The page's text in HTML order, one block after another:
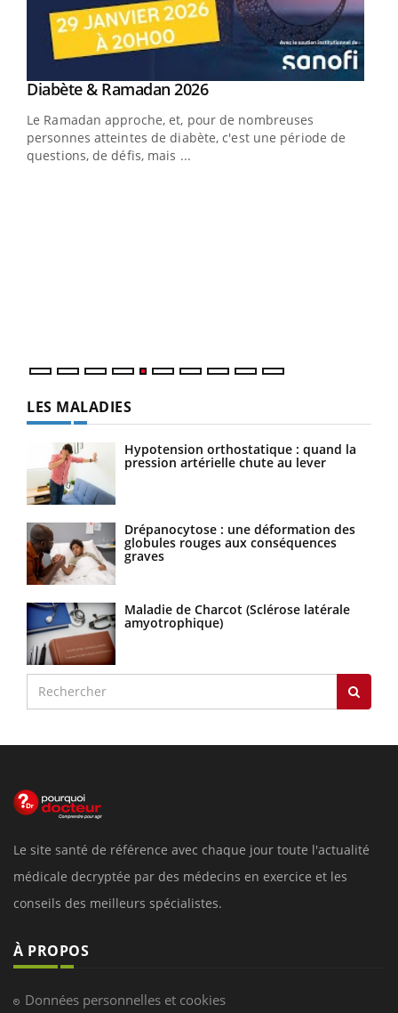
Youtube
Diabète & Ramadan 2026Youtube
Le Ramadan approche, et, pour de nombreuses
personnes atteintes de diabète, c'est une période de
questions, de défis, mais ...
LES MALADIES
Hypotension orthostatique : quand la
pression artérielle chute au lever
Drépanocytose : une déformation des
globules rouges aux conséquences
graves
Maladie de Charcot (Sclérose latérale
amyotrophique)
Le site santé de référence avec chaque jour toute l'actualité
médicale decryptée par des médecins en exercice et les
conseils des meilleurs spécialistes.
À PROPOS
Données personnelles et cookies